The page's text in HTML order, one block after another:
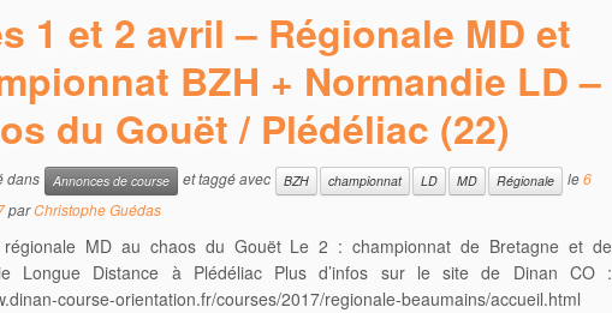
1 et 2 avril – Régionale MD et
BZH + Normandie LD –
du Gouët / Plédéliac (22)
dans Annonces de course et taggé avec BZH championnat LD MD Régionale le6
parChristophe Guédas
MD au chaos du Gouët Le 2 : championnat de Bretagne et de
Longue Distance à Plédéliac Plus d’infos sur le site de Dinan CO :
course-orientation.fr/courses/2017/regionale-beaumains/accueil.html